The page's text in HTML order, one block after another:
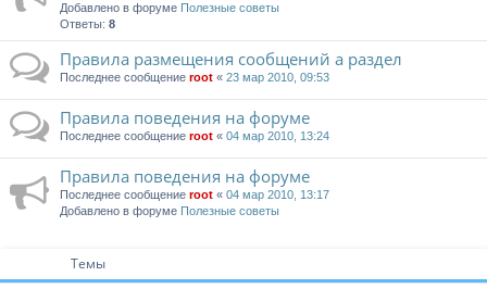
Добавлено в форуме Полезные советы
Ответы: 8
Правила размещения сообщений а раздел
Последнее сообщение root « 23 мар 2010, 09:53
Правила поведения на форуме
Последнее сообщение root « 04 мар 2010, 13:24
Правила поведения на форуме
Последнее сообщение root « 04 мар 2010, 13:17
Добавлено в форуме Полезные советы
Темы